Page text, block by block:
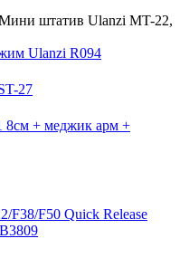
штатив Ulanzi MT-22,
Ulanzi R094
27
8см + меджик арм +
F38/F50 Quick Release